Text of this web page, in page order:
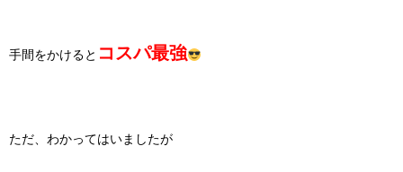
手間をかけると コスパ最強
ただ、わかってはいましたが